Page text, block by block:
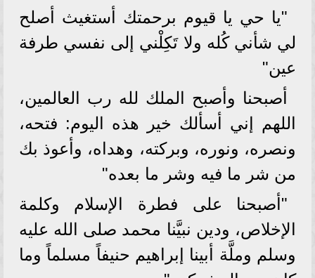
"يا حي يا قيوم برحمتك أستغيث أصلح
لي شأني كُله ولا تَكِلْني إلى نفسي طرفة
عين"
أصبحنا وأصبح الملك لله رب العالمين،
اللهم إني أسألك خير هذه اليوم: فتحه،
ونصره، ونوره، وبركته، وهداه، وأعوذ بك
من شر ما فيه وشر ما بعده"
"أصبحنا على فطرة الإسلام وكلمة
الإخلاص، ودين نبيَّنا محمد صلى الله عليه
وسلم وملَّة أبينا إبراهيم حنيفاً مسلماً وما